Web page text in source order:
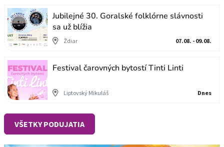
Jubilejné 30. Goralské folklórne slávnosti
sa už blížia
Ždiar 07.08. - 09.08.
Festival čarovných bytostí Tinti Linti
Liptovský Mikuláš Dnes
VŠETKY PODUJATIA